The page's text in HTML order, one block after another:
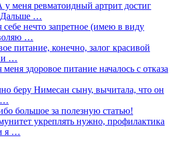
у меня ревматоидный артрит достиг
Дальше …
себе нечто запретное (имею в виду
…
питание, конечно, залог красивой
…
меня здоровое питание началось с отказа
беру Нимесан сыну, вычитала, что он
…
большое за полезную статью!
укреплять нужно, профилактика
я …